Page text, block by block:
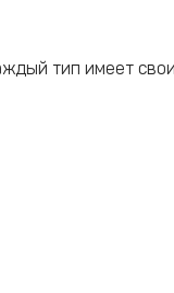
тип имеет